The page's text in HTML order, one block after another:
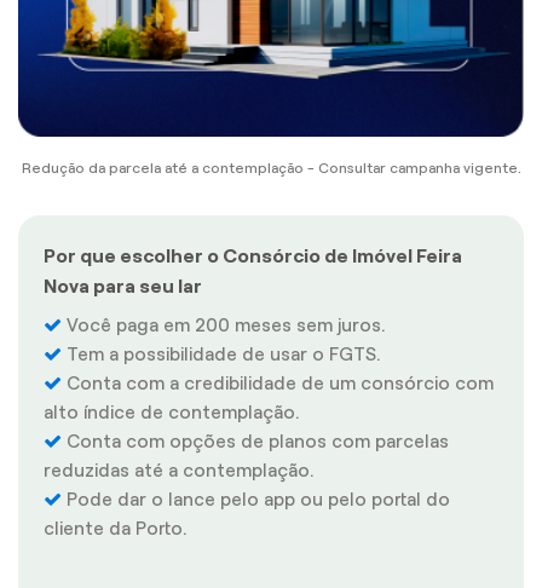
Redução da parcela até a contemplação - Consultar campanha vigente.
Por que escolher o Consórcio de Imóvel Feira
Nova para seu lar
Você paga em 200 meses sem juros.
Tem a possibilidade de usar o FGTS.
Conta com a credibilidade de um consórcio com
alto índice de contemplação.
Conta com opções de planos com parcelas
reduzidas até a contemplação.
Pode dar o lance pelo app ou pelo portal do
cliente da Porto.